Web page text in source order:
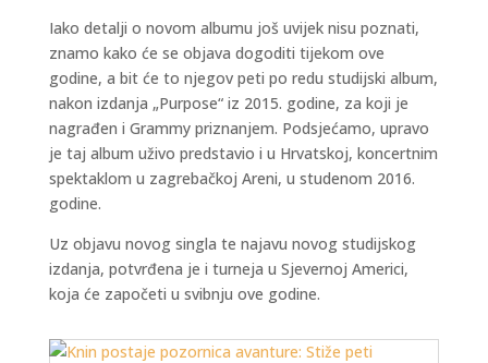
Iako detalji o novom albumu još uvijek nisu poznati,
znamo kako će se objava dogoditi tijekom ove
godine, a bit će to njegov peti po redu studijski album,
nakon izdanja „Purpose“ iz 2015. godine, za koji je
nagrađen i Grammy priznanjem. Podsjećamo, upravo
je taj album uživo predstavio i u Hrvatskoj, koncertnim
spektaklom u zagrebačkoj Areni, u studenom 2016.
godine.
Uz objavu novog singla te najavu novog studijskog
izdanja, potvrđena je i turneja u Sjevernoj Americi,
koja će započeti u svibnju ove godine.